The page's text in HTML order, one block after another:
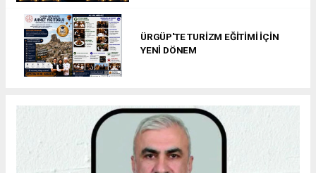
ÜRGÜP'TE TURİZM EĞİTİMİ İÇİN
YENİ DÖNEM